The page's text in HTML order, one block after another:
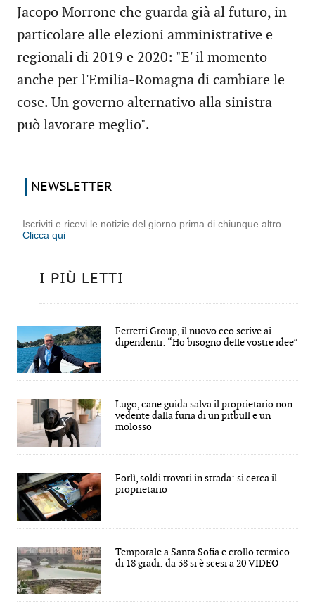
Jacopo Morrone che guarda già al futuro, in
particolare alle elezioni amministrative e
regionali di 2019 e 2020: "E' il momento
anche per l'Emilia-Romagna di cambiare le
cose. Un governo alternativo alla sinistra
può lavorare meglio".
NEWSLETTER
Iscriviti e ricevi le notizie del giorno prima di chiunque altro
Clicca qui
I PIÙ LETTI
Ferretti Group, il nuovo ceo scrive ai
dipendenti: “Ho bisogno delle vostre idee”
Lugo, cane guida salva il proprietario non
vedente dalla furia di un pitbull e un
molosso
Forlì, soldi trovati in strada: si cerca il
proprietario
Temporale a Santa Sofia e crollo termico
di 18 gradi: da 38 si è scesi a 20 VIDEO